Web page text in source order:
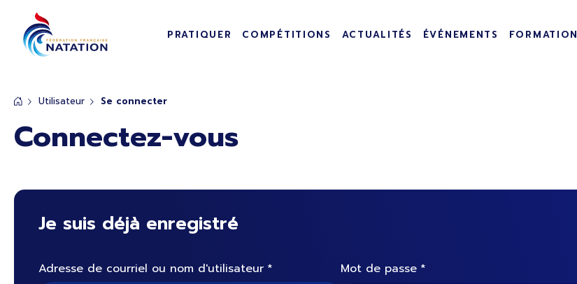
PRATIQUER COMPÉTITIONS ACTUALITÉS ÉVÉNEMENTS FORMATION
Utilisateur Se connecter
Connectez-vous
Je suis déjà enregistré
Adresse de courriel ou nom d'utilisateur Mot de passe
Panneau de gestion des cookies